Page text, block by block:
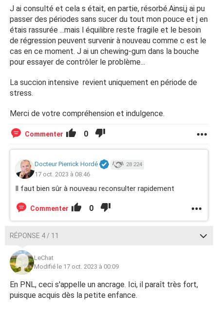
J ai consulté et cela s était, en partie, résorbé.Ainsi,j ai pu
passer des périodes sans sucer du tout mon pouce et j en
étais rassurée ...mais l équilibre reste fragile et le besoin
de régression peuvent survenir à nouveau comme c est le
cas en ce moment. J ai un chewing-gum dans la bouche
pour essayer de contrôler le problème...
La succion intensive revient uniquement en période de
stress.
Merci de votre compréhension et indulgence.
Commenter 0
Docteur Pierrick Hordé 28 224
17 oct. 2023 à 08:46
Il faut bien sûr à nouveau reconsulter rapidement
Commenter 0
RÉPONSE 4 / 11
LeChat
Modifié le 17 oct. 2023 à 00:09
En PNL, ceci s'appelle un ancrage. Ici, il paraît très fort,
puisque acquis dès la petite enfance.